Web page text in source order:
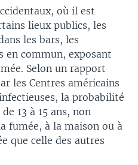
où il est
lieux publics, les
les bars, les
en commun, exposant
Selon un rapport
les Centres américains
la probabilité
13 à 15 ans, non
fumée, à la maison ou à
que celle des autres